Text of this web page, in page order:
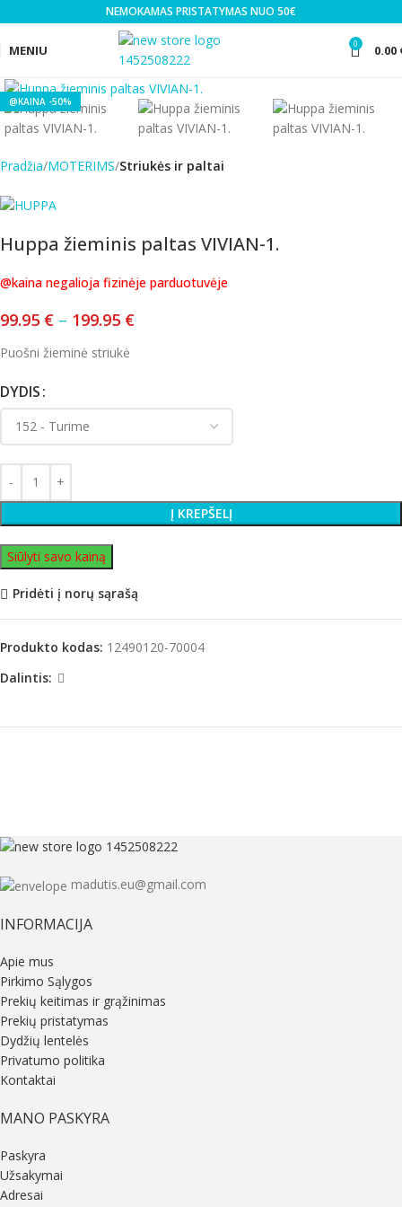
NEMOKAMAS PRISTATYMAS NUO 50€
MENIU 0 0.00
-50%
Click to enlarge
Pradžia MOTERIMS Striukės ir paltai
Huppa žieminis paltas VIVIAN-1.
@kaina negalioja fizinėje parduotuvėje
99.95 € – 199.95 €
Puošni žieminė striukė
DYDIS
Į KREPŠELĮ
Siūlyti savo kainą
Pridėti į norų sąrašą
Produkto kodas: 12490120-70004
Dalintis:
madutis.eu@gmail.com
INFORMACIJA
Apie mus
Pirkimo Sąlygos
Prekių keitimas ir grąžinimas
Prekių pristatymas
Dydžių lentelės
Privatumo politika
Kontaktai
MANO PASKYRA
Paskyra
Užsakymai
Adresai